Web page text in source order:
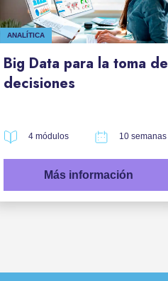
ANALÍTICA
Big Data para la toma de
decisiones
4 módulos 10 semanas
Más información